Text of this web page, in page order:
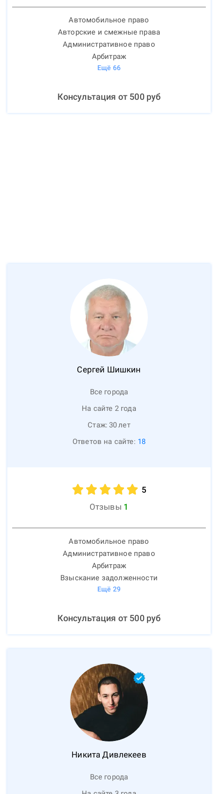
Автомобильное право
Авторские и смежные права
Административное право
Арбитраж
Ещё 66
Консультация от 500руб
Сергей Шишкин
Все города
На сайте 2 года
Стаж: 30лет
Ответов на сайте: 18
5
Отзывы 1
Автомобильное право
Административное право
Арбитраж
Взыскание задолженности
Ещё 29
Консультация от 500руб
Никита Дивлекеев
Все города